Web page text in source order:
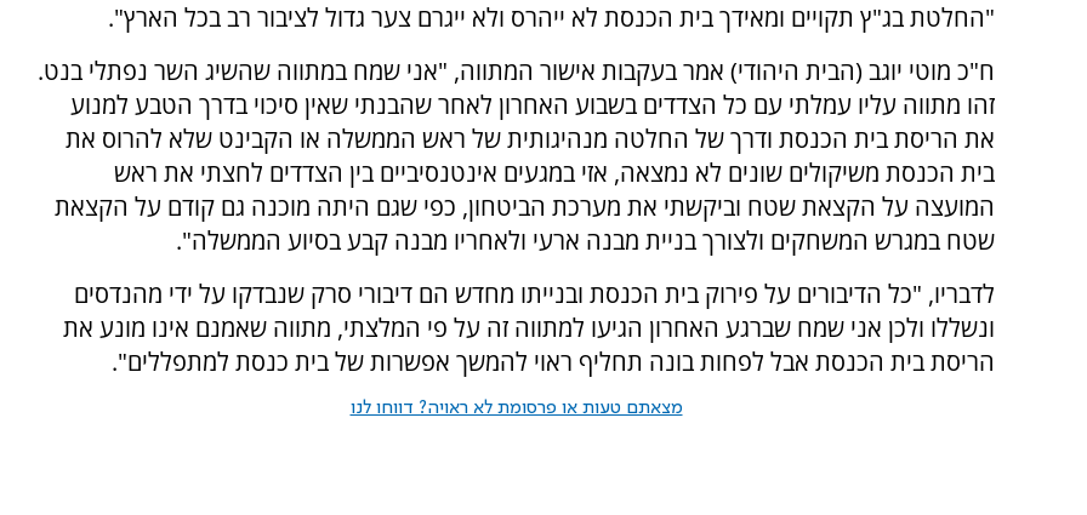
"החלטת בג"ץ תקויים ומאידך בית הכנסת לא ייהרס ולא ייגרם צער גדול לציבור רב בכל הארץ".
ח"כ מוטי יוגב (הבית היהודי) אמר בעקבות אישור המתווה, "אני שמח במתווה שהשיג השר נפתלי בנט.
זהו מתווה עליו עמלתי עם כל הצדדים בשבוע האחרון לאחר שהבנתי שאין סיכוי בדרך הטבע למנוע
את הריסת בית הכנסת ודרך של החלטה מנהיגותית של ראש הממשלה או הקבינט שלא להרוס את
בית הכנסת משיקולים שונים לא נמצאה, אזי במגעים אינטנסיביים בין הצדדים לחצתי את ראש
המועצה על הקצאת שטח וביקשתי את מערכת הביטחון, כפי שגם היתה מוכנה גם קודם על הקצאת
שטח במגרש המשחקים ולצורך בניית מבנה ארעי ולאחריו מבנה קבע בסיוע הממשלה".
לדבריו, "כל הדיבורים על פירוק בית הכנסת ובנייתו מחדש הם דיבורי סרק שנבדקו על ידי מהנדסים
ונשללו ולכן אני שמח שברגע האחרון הגיעו למתווה זה על פי המלצתי, מתווה שאמנם אינו מונע את
הריסת בית הכנסת אבל לפחות בונה תחליף ראוי להמשך אפשרות של בית כנסת למתפללים".
מצאתם טעות או פרסומת לא ראויה? דווחו לנו